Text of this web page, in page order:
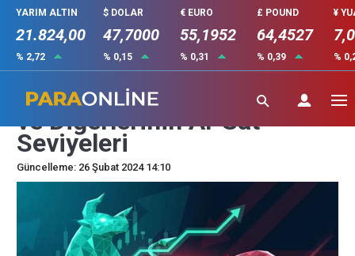
YARIM ALTIN
21.824,00
% 2,72
$ DOLAR
47,7000
% 0,15
€ EURO
55,1952
% 0,31
£ POUND
64,4527
% 0,39
¥
%
LINK, SOL, XRP, AVAX Coin
ve Diğerlerinin Al-Sat
Seviyeleri
Güncelleme: 26 Şubat 2024 14:10